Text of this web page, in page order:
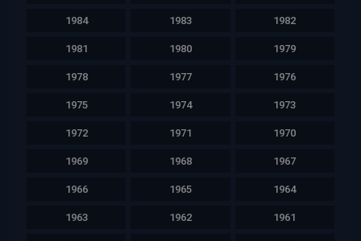
1984 1983 1982
1981 1980 1979
1978 1977 1976
1975 1974 1973
1972 1971 1970
1969 1968 1967
1966 1965 1964
1963 1962 1961